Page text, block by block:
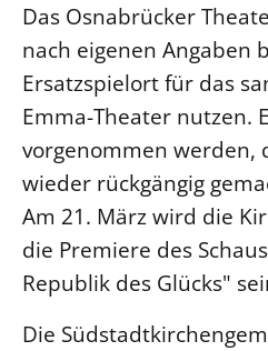
Das Osnabrücker
nach eigenen Angaben
Ersatzspielort für das
Emma-Theater nutzen.
vorgenommen werden,
wieder rückgängig
Am 21. März wird die
die Premiere des
Republik des Glücks"
Die
Kunstreferat
NKVK
Öffentlichkeitsarbeit
Personalausschuss
Projektmanagement
Recht
Terminstundenplaner